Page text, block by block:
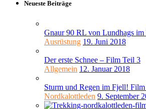
Neueste Beiträge
Gnaur 90 RL von Lundhags im
Ausrüstung 19. Juni 2018
Der erste Schnee – Film Teil 3
Allgemein 12. Januar 2018
Sturm und Regen im Fjell!
Nordkalottleden 9. September